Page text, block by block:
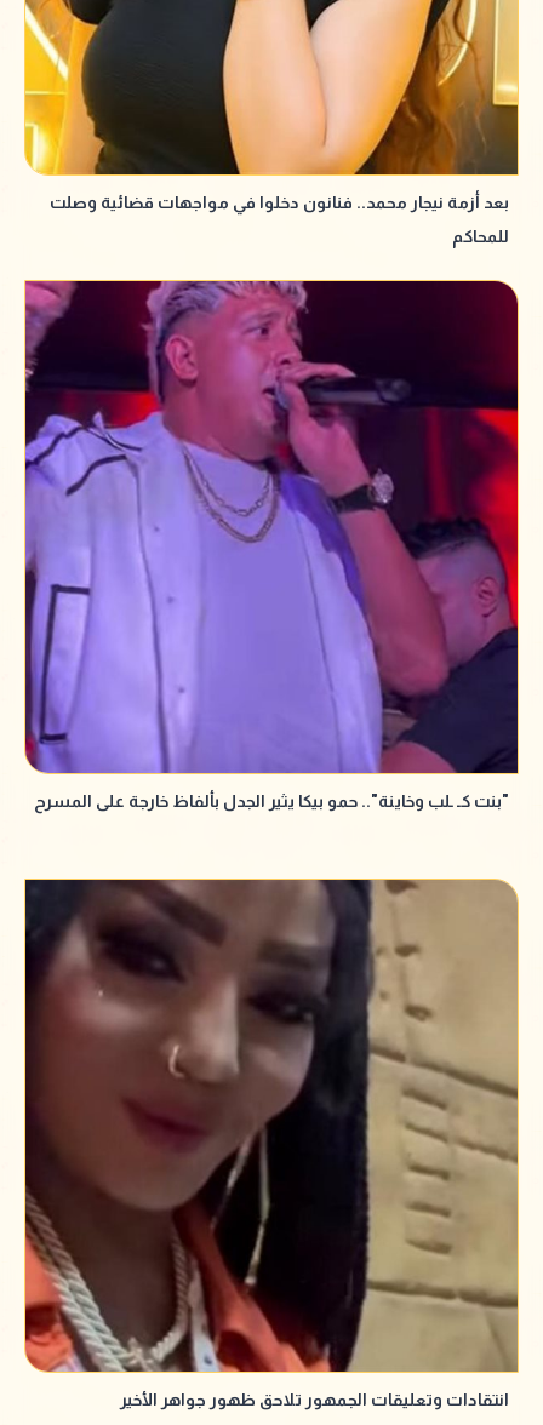
بعد أزمة نيجار محمد.. فنانون دخلوا في مواجهات قضائية وصلت
للمحاكم
"بنت كـ ـلب وخاينة".. حمو بيكا يثير الجدل بألفاظ خارجة على المسرح
انتقادات وتعليقات الجمهور تلاحق ظهور جواهر الأخير